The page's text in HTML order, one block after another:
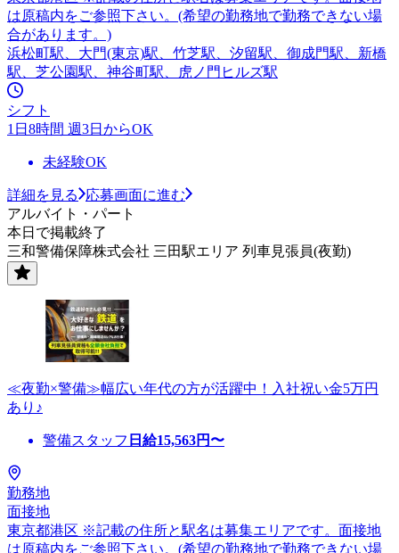
は原稿内をご参照下さい。(希望の勤務地で勤務できない場
合があります。)
浜松町駅、大門(東京)駅、竹芝駅、汐留駅、御成門駅、新橋
駅、芝公園駅、神谷町駅、虎ノ門ヒルズ駅
シフト
1日8時間 週3日からOK
未経験OK
詳細を見る
応募画面に進む
アルバイト・パート
本日で掲載終了
三和警備保障株式会社 三田駅エリア 列車見張員(夜勤)
≪夜勤×警備≫幅広い年代の方が活躍中！入社祝い金5万円
あり♪
警備スタッフ 日給15,563円〜
勤務地
面接地
東京都港区 ※記載の住所と駅名は募集エリアです。面接地
は原稿内をご参照下さい。(希望の勤務地で勤務できない場